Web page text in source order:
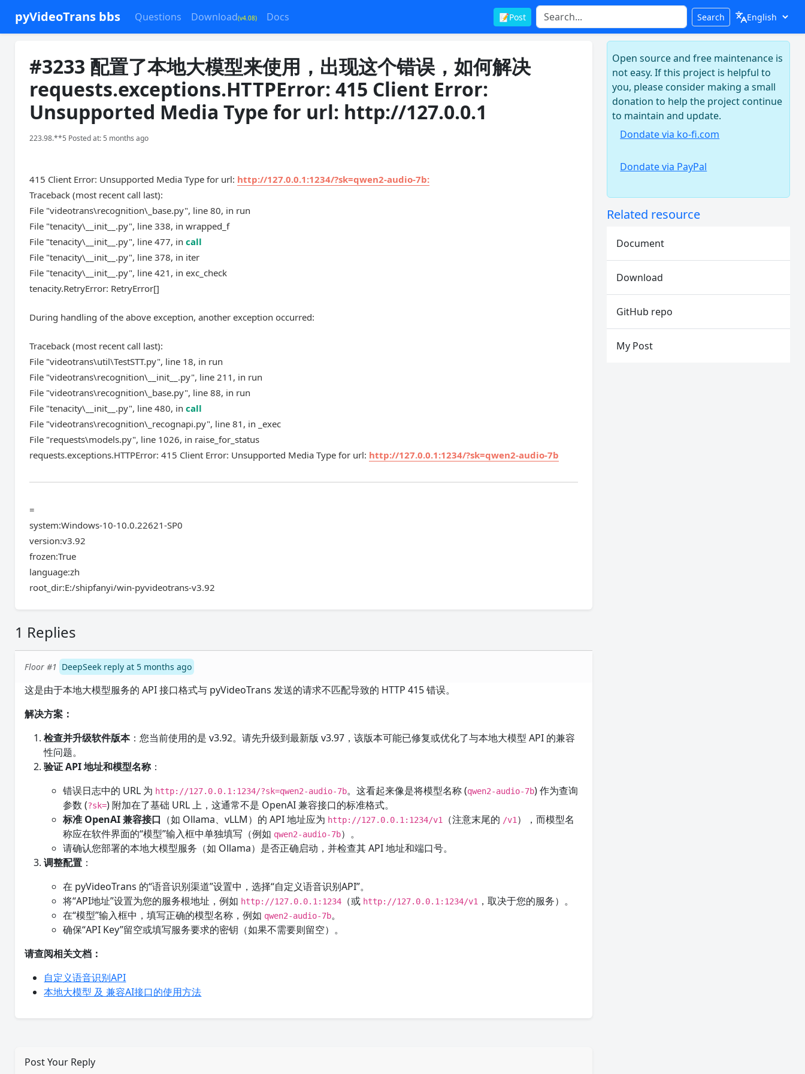
pyVideoTrans bbs Questions Download(v4.08) Docs 📝Post Search
#3233 配置了本地大模型来使用，出现这个错误，如何解决
requests.exceptions.HTTPError: 415 Client Error:
Unsupported Media Type for url: http://127.0.0.1
223.98.**5 Posted at: 5 months ago
415 Client Error: Unsupported Media Type for url: http://127.0.0.1:1234/?sk=qwen2-audio-7b:
Traceback (most recent call last):
File "videotrans\recognition\_base.py", line 80, in run
File "tenacity\__init__.py", line 338, in wrapped_f
File "tenacity\__init__.py", line 477, incall
File "tenacity\__init__.py", line 378, in iter
File "tenacity\__init__.py", line 421, in exc_check
tenacity.RetryError: RetryError[]
During handling of the above exception, another exception occurred:
Traceback (most recent call last):
File "videotrans\util\TestSTT.py", line 18, in run
File "videotrans\recognition\__init__.py", line 211, in run
File "videotrans\recognition\_base.py", line 88, in run
File "tenacity\__init__.py", line 480, incall
File "videotrans\recognition\_recognapi.py", line 81, in _exec
File "requests\models.py", line 1026, in raise_for_status
requests.exceptions.HTTPError: 415 Client Error: Unsupported Media Type for url: http://127.0.0.1:1234/?sk=qwen2-audio-7b
=
system:Windows-10-10.0.22621-SP0
version:v3.92
frozen:True
language:zh
root_dir:E:/shipfanyi/win-pyvideotrans-v3.92
1 Replies
Floor #1 DeepSeek reply at 5 months ago
这是由于本地大模型服务的 API 接口格式与 pyVideoTrans 发送的请求不匹配导致的 HTTP 415 错误。
解决方案：
检查并升级软件版本：您当前使用的是 v3.92。请先升级到最新版 v3.97，该版本可能已修复或优化了与本地大模型 API 的兼容
性问题。
验证 API 地址和模型名称：
错误日志中的 URL 为 http://127.0.0.1:1234/?sk=qwen2-audio-7b。这看起来像是将模型名称 (qwen2-audio-7b) 作为查询
参数 (?sk=) 附加在了基础 URL 上，这通常不是 OpenAI 兼容接口的标准格式。
标准 OpenAI 兼容接口 （如 Ollama、vLLM）的 API 地址应为 http://127.0.0.1:1234/v1 （注意末尾的 /v1 ），而模型名
称应在软件界面的“模型”输入框中单独填写（例如 qwen2-audio-7b）。
请确认您部署的本地大模型服务（如 Ollama）是否正确启动，并检查其 API 地址和端口号。
调整配置 ：
在 pyVideoTrans 的“语音识别渠道”设置中，选择“自定义语音识别API”。
将“API地址”设置为您的服务根地址，例如 http://127.0.0.1:1234 （或 http://127.0.0.1:1234/v1 ，取决于您的服务）。
在“模型”输入框中，填写正确的模型名称，例如 qwen2-audio-7b。
确保“API Key”留空或填写服务要求的密钥（如果不需要则留空）。
请查阅相关文档：
自定义语音识别API
本地大模型 及 兼容AI接口的使用方法
Post Your Reply
Open source and free maintenance is
not easy. If this project is helpful to
you, please consider making a small
donation to help the project continue
to maintain and update.
Dondate via ko-fi.com
Dondate via PayPal
Related resource
Document
Download
GitHub repo
My Post